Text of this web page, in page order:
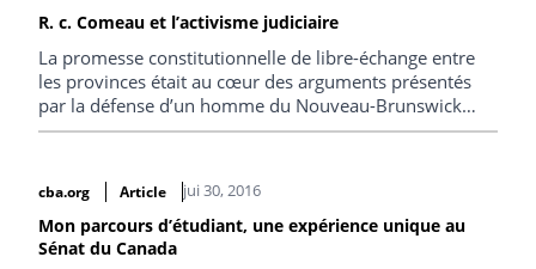
R. c. Comeau et l’activisme judiciaire
La promesse constitutionnelle de libre-échange entre
les provinces était au cœur des arguments présentés
par la défense d’un homme du Nouveau-Brunswick
arrêté après avoir acheté plus de 15 caisses de bière au
examine cette décision qui infirme un arrêt presque
centenaire de la Cour suprême du Canada.
cba.org Article jui 30, 2016
Mon parcours d’étudiant, une expérience unique au
Sénat du Canada